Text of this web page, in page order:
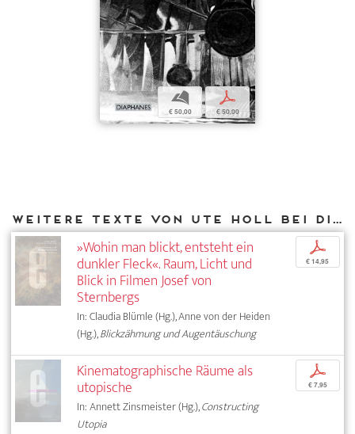
b
€ 50,00
p
€ 50,00
Weitere Texte von Ute Holl bei DIAPHANES
»Wohin man blickt, entsteht ein
dunkler Fleck«. Raum, Licht und
Blick in Filmen Josef von
Sternbergs
In: Claudia Blümle (Hg.), Anne von der Heiden
(Hg.),Blickzähmung und Augentäuschung
p
€ 14,95
Kinematographische Räume als
utopische
In: Annett Zinsmeister (Hg.),Constructing
Utopia
p
€ 7,95